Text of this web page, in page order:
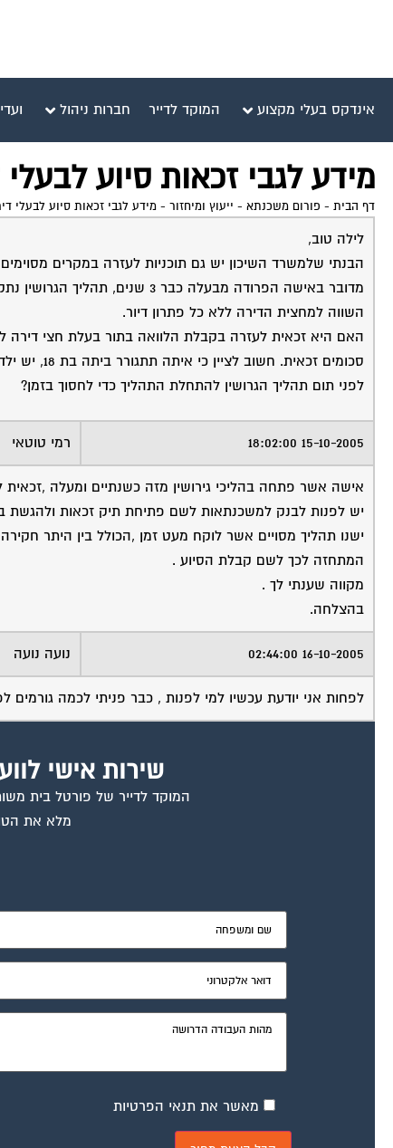
אינדקס בעלי מקצוע המוקד לדייר חברות ניהול
מידע לגבי זכאות סיוע לבעלי
דף הבית - פורום משכנתא - ייעוץ ומיחזור - מידע לגבי זכאות סיוע לבעלי
לילה טוב,
הבנתי שלמשרד השיכון יש גם תוכניות לעזרה במקרים
מדובר באישה הפרודה מבעלה
השווה למחצית הדירה ללא כל פתרון דיור.
האם היא זכאית לעזרה בקבלת הלוואה בתור בעלת חצי דירה
סכומים
לפני תום תהליך הגרושין להתחלת התהליך כדי לחסוך בזמן?
15-10-2005 18:02:00 רמי טוטאי
אישה אשר פתחה בהליכי גירושין מזה כשנתיים ומעלה ,זכאית
יש לפנות לבנק למשכנתאות לשם פתיחת תיק זכאות ולהגשת
ישנו תהליך מסויים אשר לוקח מעט זמן ,הכולל בין היתר
המתחזה לכך לשם קבלת הסיוע .
מקווה שענתי לך .
בהצלחה.
16-10-2005 02:44:00 נועה נועה
לפחות אני יודעת עכשיו למי לפנות , כבר פניתי לכמה גורמים
שירות אישי
המוקד לדייר של פורטל בית
מלא את
מאשר את תנאי הפרטיות